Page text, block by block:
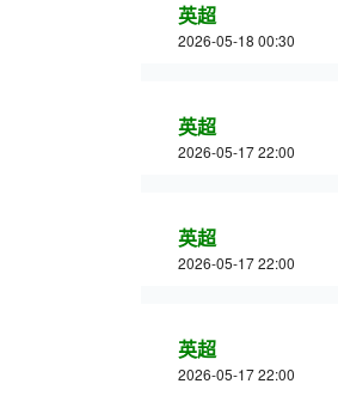
英超
2026-05-18 00:30
英超
2026-05-17 22:00
英超
2026-05-17 22:00
英超
2026-05-17 22:00